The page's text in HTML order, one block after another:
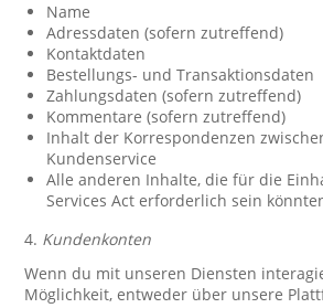
Name
Adressdaten (sofern zutreffend)
Kontaktdaten
Bestellungs- und Transaktionsdaten
Zahlungsdaten (sofern zutreffend)
Kommentare (sofern zutreffend)
Inhalt der Korrespondenzen
Kundenservice
Alle anderen Inhalte, die für die
Services Act erforderlich sein
4. Kundenkonten
Wenn du mit unseren Diensten
Möglichkeit, entweder über unsere